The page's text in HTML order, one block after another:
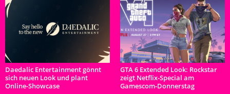
Daedalic Entertainment gönnt
sich neuen Look und plant
Online-Showcase
GTA 6 Extended Look: Rockstar
zeigt Netflix-Special am
Gamescom-Donnerstag